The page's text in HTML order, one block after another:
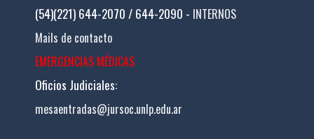
(54)(221) 644-2070 / 644-2090 - INTERNOS
Mails de contacto
EMERGENCIAS MÉDICAS
Oficios Judiciales:
mesaentradas@jursoc.unlp.edu.ar